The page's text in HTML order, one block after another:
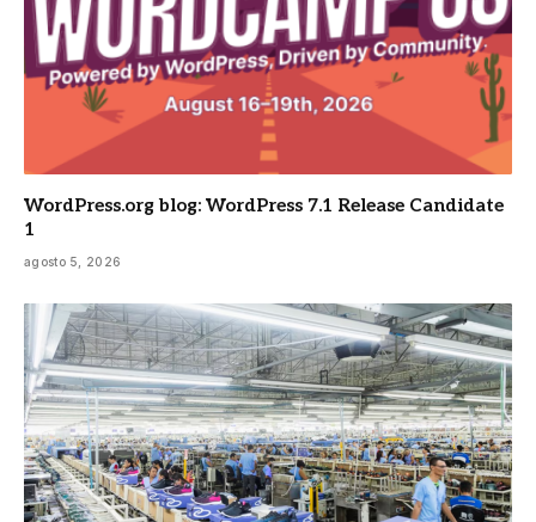
WordPress.org blog: WordPress 7.1 Release Candidate
1
agosto 5, 2026